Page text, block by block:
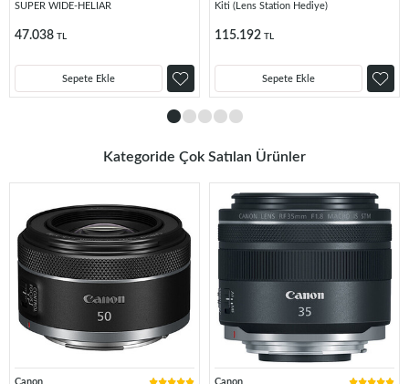
SUPER WIDE-HELIAR
47.038 TL
Sepete Ekle
Kiti (Lens Station Hediye)
115.192 TL
Sepete Ekle
Kategoride Çok Satılan Ürünler
Canon
Canon